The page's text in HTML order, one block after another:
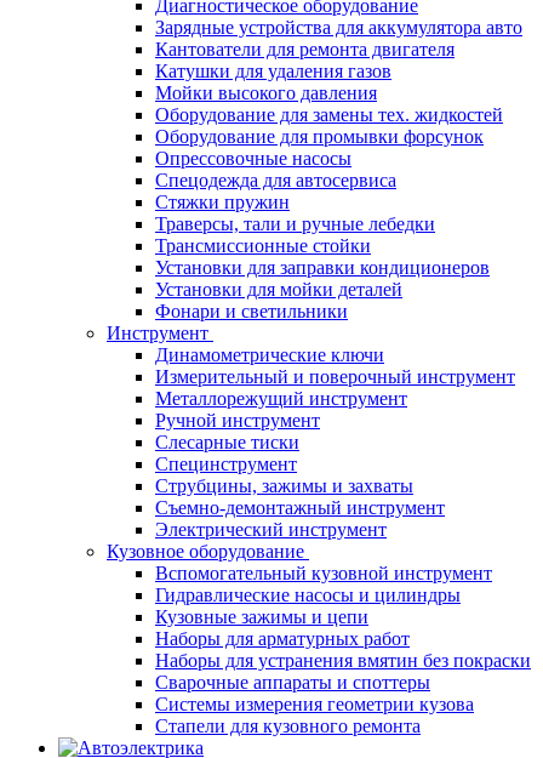
Диагностическое оборудование
Зарядные устройства для аккумулятора авто
Кантователи для ремонта двигателя
Катушки для удаления газов
Мойки высокого давления
Оборудование для замены тех. жидкостей
Оборудование для промывки форсунок
Опрессовочные насосы
Спецодежда для автосервиса
Стяжки пружин
Траверсы, тали и ручные лебедки
Трансмиссионные стойки
Установки для заправки кондиционеров
Установки для мойки деталей
Фонари и светильники
Инструмент
Динамометрические ключи
Измерительный и поверочный инструмент
Металлорежущий инструмент
Ручной инструмент
Слесарные тиски
Специнструмент
Струбцины, зажимы и захваты
Съемно-демонтажный инструмент
Электрический инструмент
Кузовное оборудование
Вспомогательный кузовной инструмент
Гидравлические насосы и цилиндры
Кузовные зажимы и цепи
Наборы для арматурных работ
Наборы для устранения вмятин без покраски
Сварочные аппараты и споттеры
Системы измерения геометрии кузова
Стапели для кузовного ремонта